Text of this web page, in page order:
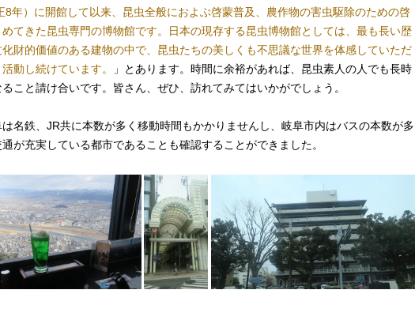
8年）に開館して以来、昆虫全般におよぶ啓蒙普及、農作物の害虫駆除のための啓
てきた昆虫専門の博物館です。日本の現存する昆虫博物館としては、最も長い歴
化財的価値のある建物の中で、昆虫たちの美しくも不思議な世界を体感していただ
動し続けています。
」とあります。時間に余裕があれば、昆虫素人の人でも長時
こと請け合いです。皆さん、ぜひ、訪れてみてはいかがでしょう。
名鉄、JR共に本数が多く移動時間もかかりませんし、岐阜市内はバスの本数が多
が充実している都市であることも確認することができました。